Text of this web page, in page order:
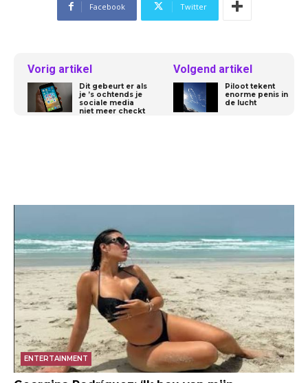
Facebook Twitter
Vorig artikel
Dit gebeurt er als
je ’s ochtends je
sociale media
niet meer checkt
Volgend artikel
Piloot tekent
enorme penis in
de lucht
ENTERTAINMENT